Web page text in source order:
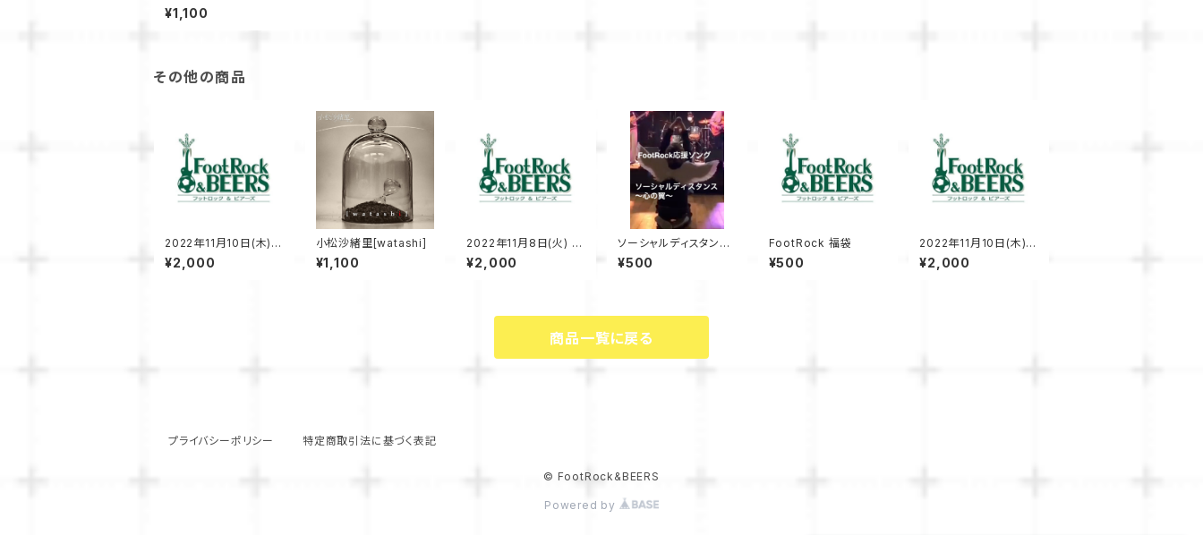
¥1,100
その他の商品
2022年11月10日(木) b
reak loose vol.4 配
信チケット
¥2,000
小松沙緒里[watashi]
¥1,100
2022年11月8日(火) br
eak loose vol.2 前売
りチケット
¥2,000
ソーシャルディスタン
ス〜心の翼〜(ダウンロ
ード音源)
¥500
FootRock 福袋
¥500
2022年11月10日(木) b
reak loose vol.4 前
売りチケット
¥2,000
商品一覧に戻る
プライバシーポリシー 特定商取引法に基づく表記
© FootRock&BEERS
Powered by